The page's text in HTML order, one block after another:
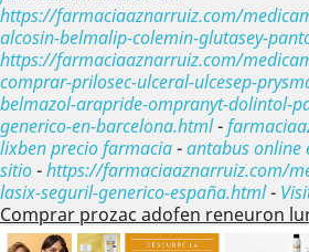
https://farmaciaaznarruiz.com/
alcosin-belmalip-colemin-glutasey-
https://farmaciaaznarruiz.com/
comprar-prilosec-ulceral-ulcesep-
belmazol-arapride-ompranyt-dolintol-
generico-en-barcelona.html-
lixben precio farmacia-antabus online
sitio-https://farmaciaaznarruiz.com/
lasix-seguril-generico-españa.html-
Comprar prozac adofen reneuron
Anterior